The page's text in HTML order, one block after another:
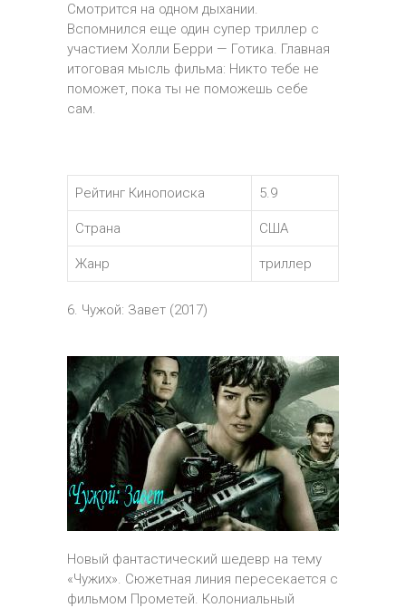
Смотрится на одном дыхании.
Вспомнился еще один супер триллер с
участием Холли Берри — Готика. Главная
итоговая мысль фильма: Никто тебе не
поможет, пока ты не поможешь себе
сам.
Рейтинг Кинопоиска 5.9
Страна США
Жанр триллер
6. Чужой: Завет (2017)
Новый фантастический шедевр на тему
«Чужих». Сюжетная линия пересекается с
фильмом Прометей. Колониальный